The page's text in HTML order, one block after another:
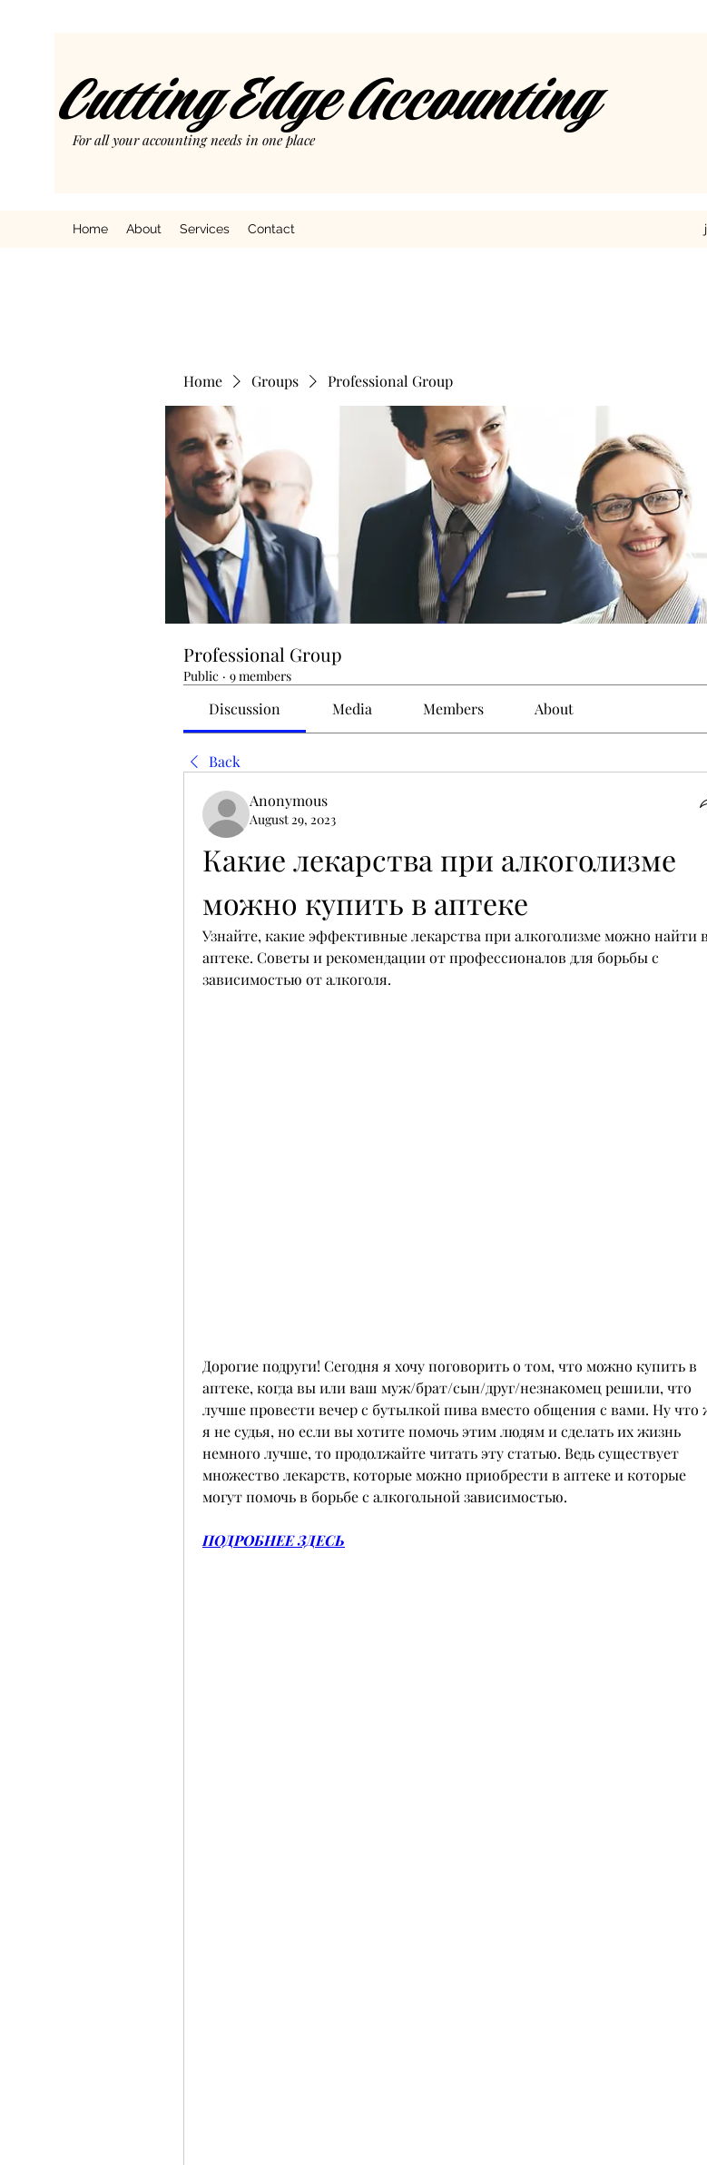
For all your accounting needs in one place
Cutting Edge Accounting
Home About Services Contact
Home Groups Professional Group
Professional Group
Public · 9 members
Discussion Media Members About
Back
Anonymous
August 29, 2023
Какие лекарства при алкоголизме
можно купить в аптеке
Узнайте, какие эффективные лекарства при алкоголизме можно найти в
аптеке. Советы и рекомендации от профессионалов для борьбы с
зависимостью от алкоголя.
Дорогие подруги! Сегодня я хочу поговорить о том, что можно купить в
аптеке, когда вы или ваш муж/брат/сын/друг/незнакомец решили, что
лучше провести вечер с бутылкой пива вместо общения с вами. Ну что
я не судья, но если вы хотите помочь этим людям и сделать их жизнь
немного лучше, то продолжайте читать эту статью. Ведь существует
множество лекарств, которые можно приобрести в аптеке и которые
могут помочь в борьбе с алкогольной зависимостью.
ПОДРОБНЕЕ ЗДЕСЬ